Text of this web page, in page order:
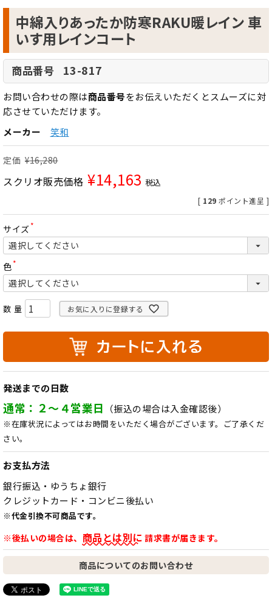
中綿入りあったか防寒RAKU暖レイン 車
いす用レインコート
商品番号 13-817
お問い合わせの際は商品番号をお伝えいただくとスムーズに対
応させていただけます。
メーカー
笑和
定価 ¥16,280
スクリオ販売価格 ¥14,163 税込
[ 129 ポイント進呈 ]
サイズ
(
必
須
色
(
必
須
)
お気に入りに登録する
発送までの日数
通常：２～４営業日 （振込の場合は入金確認後）
※在庫状況によってはお時間をいただく場合がございます。ご了承くだ
さい。
お支払方法
銀行振込・ゆうちょ銀行
クレジットカード・コンビニ後払い
※代金引換不可商品です。
※後払いの場合は、 商品とは別に 請求書が届きます。
商品についてのお問い合わせ